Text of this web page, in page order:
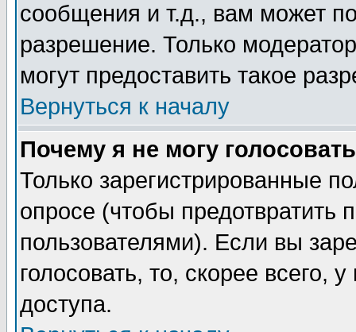
сообщения и т.д., вам может
разрешение. Только
могут предоставить такое
Вернуться к началу
Почему я не могу
Только зарегистрированные
опросе (чтобы предотвратить
пользователями). Если вы
голосовать, то, скорее всего,
доступа.